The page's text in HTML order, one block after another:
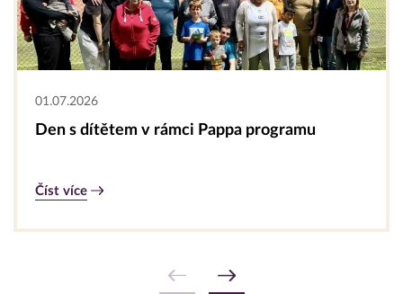
01.07.2026
Den s dítětem v rámci Pappa programu
Číst více